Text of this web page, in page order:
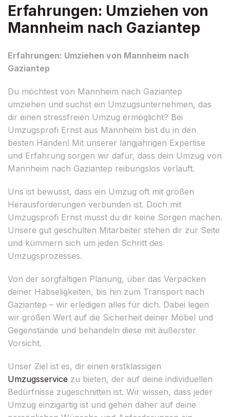
Erfahrungen: Umziehen von
Mannheim nach Gaziantep
Erfahrungen: Umziehen von Mannheim nach
Gaziantep
Du möchtest von Mannheim nach Gaziantep
umziehen und suchst ein Umzugsunternehmen, das
dir einen stressfreien Umzug ermöglicht? Bei
Umzugsprofi Ernst aus Mannheim bist du in den
besten Händen! Mit unserer langjährigen Expertise
und Erfahrung sorgen wir dafür, dass dein Umzug von
Mannheim nach Gaziantep reibungslos verläuft.
Uns ist bewusst, dass ein Umzug oft mit großen
Herausforderungen verbunden ist. Doch mit
Umzugsprofi Ernst musst du dir keine Sorgen machen.
Unsere gut geschulten Mitarbeiter stehen dir zur Seite
und kümmern sich um jeden Schritt des
Umzugsprozesses.
Von der sorgfältigen Planung, über das Verpacken
deiner Habseligkeiten, bis hin zum Transport nach
Gaziantep – wir erledigen alles für dich. Dabei legen
wir großen Wert auf die Sicherheit deiner Möbel und
Gegenstände und behandeln diese mit äußerster
Vorsicht.
Unser Ziel ist es, dir einen erstklassigen
Umzugsservice zu bieten, der auf deine individuellen
Bedürfnisse zugeschnitten ist. Wir wissen, dass jeder
Umzug einzigartig ist und gehen daher auf deine